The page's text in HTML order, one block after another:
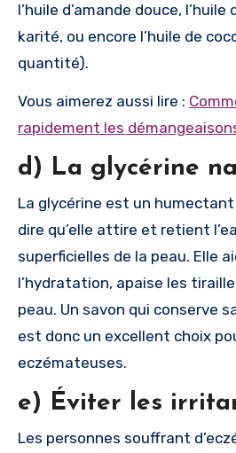
l’huile d’amande douce, l’huile
karité, ou encore l’huile de
quantité).
Vous aimerez aussi lire :
rapidement les
d) La glycérine
La glycérine est un
dire qu’elle attire et retient
superficielles de la peau. Elle
l’hydratation, apaise les
peau. Un savon qui conserve
est donc un excellent choix
eczémateuses.
e) Éviter les
Les personnes souffrant